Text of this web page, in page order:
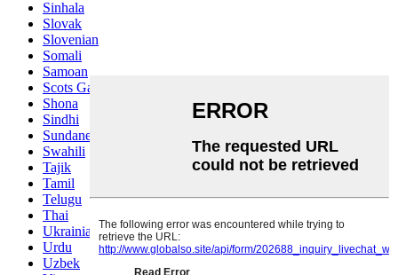
Sinhala
Slovak
Slovenian
Somali
Samoan
Scots Gaelic
Shona
Sindhi
Sundanese
Swahili
Tajik
Tamil
Telugu
Thai
Ukrainian
Urdu
Uzbek